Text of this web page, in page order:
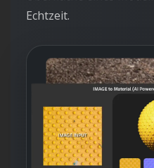
Echtzeit.